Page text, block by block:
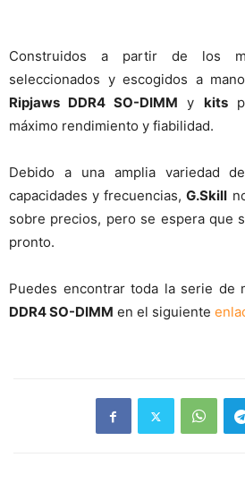
Construidos a partir de los
seleccionados y escogidos a
Ripjaws DDR4 SO-DIMM y kits
máximo rendimiento y fiabilidad.
Debido a una amplia variedad
capacidades y frecuencias,G.Skill
sobre precios, pero se espera que
pronto.
Puedes encontrar toda la serie de
DDR4 SO-DIMM en el siguiente